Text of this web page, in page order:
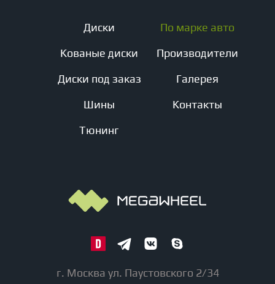
Диски
Кованые диски
Диски под заказ
Шины
Тюнинг
По марке авто
Производители
Галерея
Контакты
г. Москва ул. Паустовского 2/34